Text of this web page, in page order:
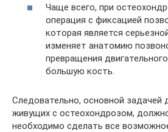
Чаще всего, при
операция с фиксацией
которая является
изменяет анатомию
превращения
большую кость.
Следовательно, основной задачей
живущих с остеохондрозом,
необходимо сделать все